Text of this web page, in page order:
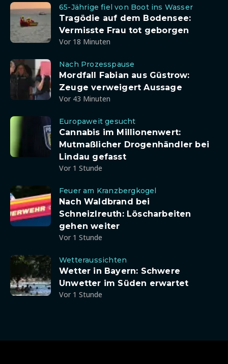
65-Jährige fiel von Boot ins Wasser
Tragödie auf dem Bodensee:
Vermisste Frau tot geborgen
Vor 18 Minuten
Nach Prozesspause
Mordfall Fabian aus Güstrow:
Zeuge verweigert Aussage
Vor 43 Minuten
Europaweit gesucht
Cannabis im Millionenwert:
Mutmaßlicher Drogenhändler bei
Lindau gefasst
Vor 1 Stunde
Feuer am Kranzbergkogel
Nach Waldbrand bei
Schneizlreuth: Löscharbeiten
gehen weiter
Vor 1 Stunde
Wetteraussichten
Wetter in Bayern: Schwere
Unwetter im Süden erwartet
Vor 1 Stunde